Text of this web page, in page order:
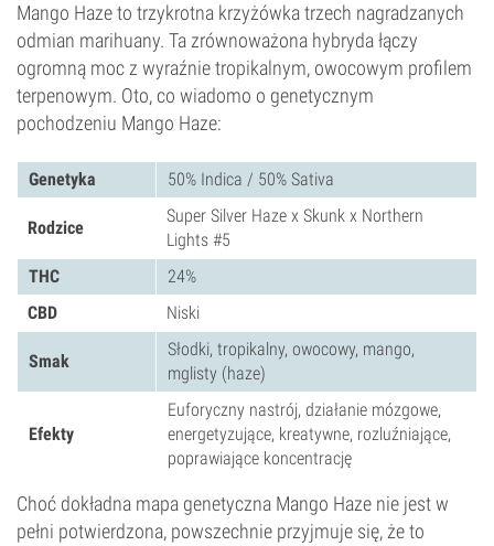
Mango Haze to trzykrotna krzyżówka trzech nagradzanych
odmian marihuany. Ta zrównoważona hybryda łączy
ogromną moc z wyraźnie tropikalnym, owocowym profilem
terpenowym. Oto, co wiadomo o genetycznym
pochodzeniu Mango Haze:
Genetyka 50% Indica / 50% Sativa
Rodzice
Super Silver Haze x Skunk x Northern
Lights #5
THC
24%
CBD
Niski
Smak
Słodki, tropikalny, owocowy, mango,
mglisty (haze)
Efekty
Euforyczny nastrój, działanie mózgowe,
energetyzujące, kreatywne, rozluźniające,
poprawiające koncentrację
Choć dokładna mapa genetyczna Mango Haze nie jest w
pełni potwierdzona, powszechnie przyjmuje się, że to